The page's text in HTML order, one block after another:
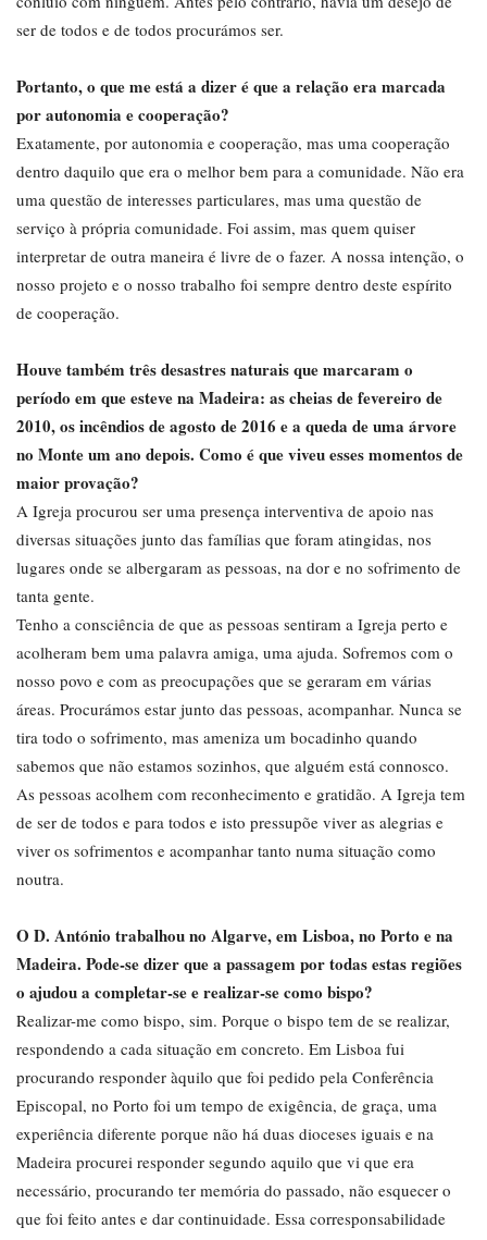
ser de todos e de todos procurámos ser.
Portanto, o que me está a dizer é que a relação era marcada
por autonomia e cooperação?
Exatamente, por autonomia e cooperação, mas uma cooperação
dentro daquilo que era o melhor bem para a comunidade. Não era
uma questão de interesses particulares, mas uma questão de
serviço à própria comunidade. Foi assim, mas quem quiser
interpretar de outra maneira é livre de o fazer. A nossa intenção, o
nosso projeto e o nosso trabalho foi sempre dentro deste espírito
de cooperação.
Houve também três desastres naturais que marcaram o
período em que esteve na Madeira: as cheias de fevereiro de
2010, os incêndios de agosto de 2016 e a queda de uma árvore
no Monte um ano depois. Como é que viveu esses momentos de
maior provação?
A Igreja procurou ser uma presença interventiva de apoio nas
diversas situações junto das famílias que foram atingidas, nos
lugares onde se albergaram as pessoas, na dor e no sofrimento de
tanta gente.
Tenho a consciência de que as pessoas sentiram a Igreja perto e
acolheram bem uma palavra amiga, uma ajuda. Sofremos com o
nosso povo e com as preocupações que se geraram em várias
áreas. Procurámos estar junto das pessoas, acompanhar. Nunca se
tira todo o sofrimento, mas ameniza um bocadinho quando
sabemos que não estamos sozinhos, que alguém está connosco.
As pessoas acolhem com reconhecimento e gratidão. A Igreja tem
de ser de todos e para todos e isto pressupõe viver as alegrias e
viver os sofrimentos e acompanhar tanto numa situação como
noutra.
O D. António trabalhou no Algarve, em Lisboa, no Porto e na
Madeira. Pode-se dizer que a passagem por todas estas regiões
o ajudou a completar-se e realizar-se como bispo?
Realizar-me como bispo, sim. Porque o bispo tem de se realizar,
respondendo a cada situação em concreto. Em Lisboa fui
procurando responder àquilo que foi pedido pela Conferência
Episcopal, no Porto foi um tempo de exigência, de graça, uma
experiência diferente porque não há duas dioceses iguais e na
Madeira procurei responder segundo aquilo que vi que era
necessário, procurando ter memória do passado, não esquecer o
que foi feito antes e dar continuidade. Essa corresponsabilidade